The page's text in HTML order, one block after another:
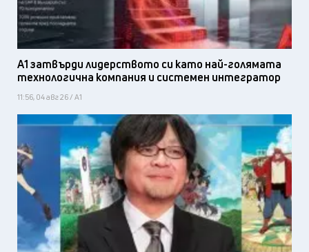
А1 затвърди лидерството си като най-голямата
технологична компания и системен интегратор
11:56, 04 авг 26 / А1